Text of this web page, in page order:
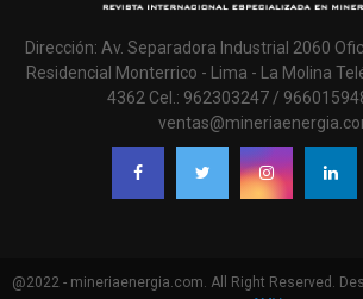
Dirección: Av. Separadora Industrial 2060
Residencial Monterrico - Lima - La Molina
4362 Cel.: 962303247 /
@2022 - mineriaenergia.com. All Right Reserved.